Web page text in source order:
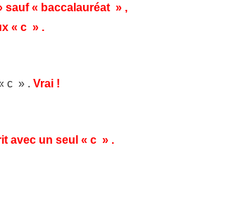
sauf « baccalauréat » ,
« c » .
c » . Vrai !
avec un seul « c » .